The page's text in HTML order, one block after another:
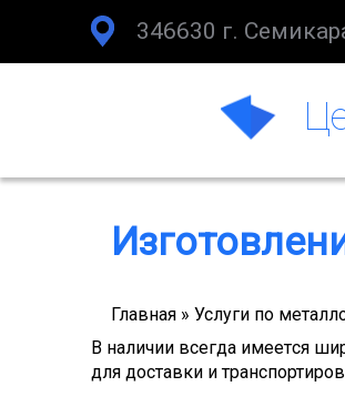
346630 г.
Строка
навигации
Главная Услуги по
В нaличии всегдa имeетcя
для доставки и